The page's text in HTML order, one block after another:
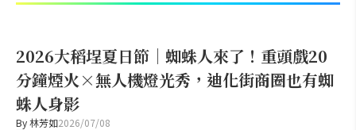
2026大稻埕夏日節｜蜘蛛人來了！重頭戲20
分鐘煙火×無人機燈光秀，迪化街商圈也有蜘
蛛人身影
By林芳如2026/07/08